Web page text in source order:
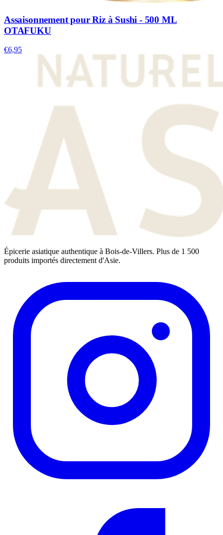
Assaisonnement pour Riz à Sushi - 500 ML
OTAFUKU
€6,95
Épicerie asiatique authentique à Bois-de-Villers. Plus de 1 500
produits importés directement d'Asie.